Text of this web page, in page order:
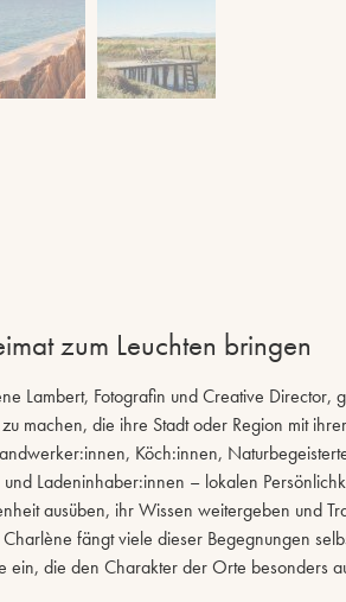
zum Leuchten bringen
Lambert, Fotografin und Creative Director,
machen, die ihre Stadt oder Region mit
Köch:innen,
Ladeninhaber:innen – lokalen
ausüben, ihr Wissen weitergeben und
fängt viele dieser Begegnungen
ein, die den Charakter der Orte besonders